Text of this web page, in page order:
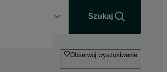
Szukaj
Obserwuj wyszukiwanie